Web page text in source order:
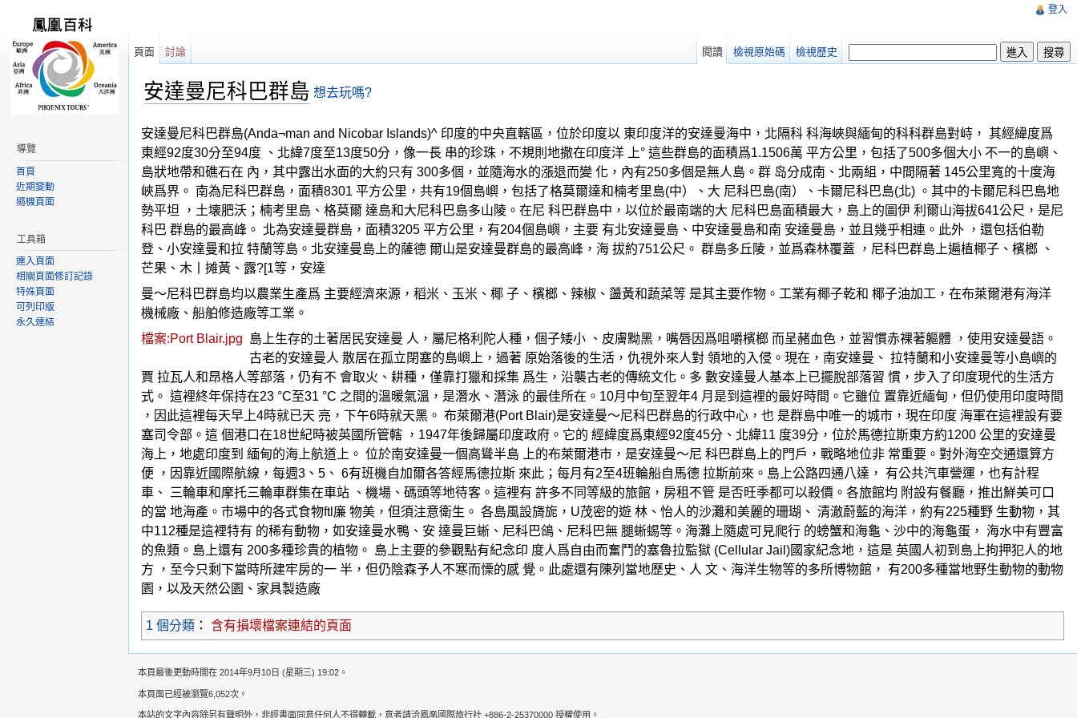
安達曼尼科巴群島 想去玩嗎?
安達曼尼科巴群島(Anda¬man and Nicobar Islands)^ 印度的中央直轄區，位於印度以 東印度洋的安達曼海中，北隔科 科海峽與緬甸的科科群島對峙， 其經緯度爲
東經92度30分至94度 、北緯7度至13度50分，像一長 串的珍珠，不規則地撒在印度洋 上° 這些群島的面積爲1.1506萬 平方公里，包括了500多個大小 不一的島嶼、
島狀地帶和礁石在 內，其中露出水面的大約只有 300多個，並隨海水的漲退而變 化，內有250多個是無人島。群 岛分成南、北兩組，中間隔著 145公里寬的十度海
峽爲界。 南為尼科巴群島，面積8301 平方公里，共有19個島嶼，包括了格莫爾達和楠考里島(中）、大 尼科巴島(南）、卡爾尼科巴島(北) 。其中的卡爾尼科巴島地
勢平坦 ，土壊肥沃；楠考里島、格莫爾 達島和大尼科巴島多山陵。在尼 科巴群島中，以位於最南端的大 尼科巴島面積最大，島上的圖伊 利爾山海拔641公尺，是尼
科巴 群島的最高峰。 北為安達曼群島，面積3205 平方公里，有204個島嶼，主要 有北安達曼島、中安達曼島和南 安達曼島，並且幾乎相連。此外 ，還包括伯勒
登、小安達曼和拉 特蘭等島。北安達曼島上的薩德 爾山是安達曼群島的最高峰，海 拔約751公尺。 群島多丘陵，並爲森林覆蓋 ，尼科巴群島上遍植椰子、檳榔 、
芒果、木丨摊黃、露?[1等，安達
曼〜尼科巴群島均以農業生產爲 主要經濟來源，稻米、玉米、椰 子、檳榔、辣椒、蘯黃和蔬菜等 是其主要作物。工業有椰子乾和 椰子油加工，在布萊爾港有海洋
機械廠、船舶修造廠等工業。
檔案:Port Blair.jpg 島上生存的土著居民安達曼 人，屬尼格利陀人種，個子矮小 、皮膚黝黑，嘴唇因爲咀嚼檳榔 而呈赭血色，並習慣赤裸著軀體 ，使用安達曼語。
古老的安達曼人 散居在孤立閉塞的島嶼上，過著 原始落後的生活，仇視外來人對 領地的入侵。現在，南安達曼、 拉特蘭和小安達曼等小島嶼的
賈 拉瓦人和昂格人等部落，仍有不 會取火、耕種，僅靠打獵和採集 爲生，沿襲古老的傳統文化。多 數安達曼人基本上已擺脫部落習 慣，步入了印度現代的生活方
式。 這裡終年保持在23 °C至31 °C 之間的溫暖氣溫，是潛水、潛泳 的最佳所在。10月中旬至翌年4 月是到這裡的最好時間。它雖位 置靠近緬甸，但仍使用印度時間
，因此這裡每天早上4時就已天 亮，下午6時就天黑。 布萊爾港(Port Blair)是安達曼〜尼科巴群島的行政中心，也 是群島中唯一的城市，現在印度 海軍在這裡設有要
塞司令部。這 個港口在18世紀時被英國所管轄 ，1947年後歸屬印度政府。它的 經緯度爲東經92度45分、北緯11 度39分，位於馬德拉斯東方約1200 公里的安達曼
海上，地處印度到 緬甸的海上航道上。 位於南安達曼一個高聳半島 上的布萊爾港市，是安達曼〜尼 科巴群島上的門戶，戰略地位非 常重要。對外海空交通還算方
便 ，因靠近國際航線，每週3、5、 6有班機自加爾各答經馬德拉斯 來此；每月有2至4班輪船自馬德 拉斯前來。島上公路四通八達， 有公共汽車營運，也有計程
車、 三輪車和摩托三輪車群集在車站 、機場、碼頭等地待客。這裡有 許多不同等級的旅館，房租不管 是否旺季都可以殺價。各旅館均 附設有餐廳，推出鮮美可口
的當 地海產。市場中的各式食物ftl廉 物美，但須注意衛生。 各島風設旖旎，U茂密的遊 林、怡人的沙灘和美麗的珊瑚、 清澈蔚藍的海洋，約有225種野 生動物，其
中112種是這裡特有 的稀有動物，如安達曼水鴨、安 達曼巨蜥、尼科巴鴿、尼科巴無 腿蜥蜴等。海灘上隨處可見爬行 的螃蟹和海龜、沙中的海龜蛋， 海水中有豐富
的魚類。島上還有 200多種珍貴的植物。 島上主要的參觀點有紀念印 度人爲自由而奮鬥的塞魯拉監獄 (Cellular Jail)國家紀念地，這是 英國人初到島上拘押犯人的地
方 ，至今只剩下當時所建牢房的一 半，但仍陰森予人不寒而慄的感 覺。此處還有陳列當地歷史、人 文、海洋生物等的多所博物館， 有200多種當地野生動物的動物
園，以及天然公園、家具製造廠
1 個分類 ： 含有損壞檔案連結的頁面
登入
頁面 討論 閱讀 檢視原始碼 檢視歷史
導覽
首頁
近期變動
隨機頁面
工具箱
連入頁面
相關頁面修訂記錄
特殊頁面
可列印版
永久連結
本頁最後更動時間在 2014年9月10日 (星期三) 19:02。
本頁面已經被瀏覽6,052次。
本站的文字內容除另有聲明外，非經書面同意任何人不得轉載，意者請洽鳳凰國際旅行社 +886-2-25370000 授權使用。